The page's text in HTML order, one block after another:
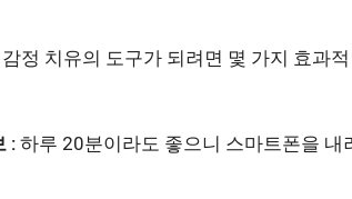
정 치유의 도구가 되려면 몇 가지 효과
:하루 20분이라도 좋으니 스마트폰을